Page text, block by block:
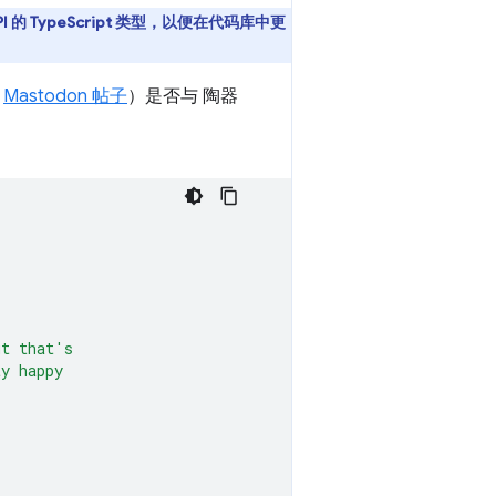
的 TypeScript 类型，以便在代码库中更
Mastodon 帖子）是否与 陶器
that's
happy